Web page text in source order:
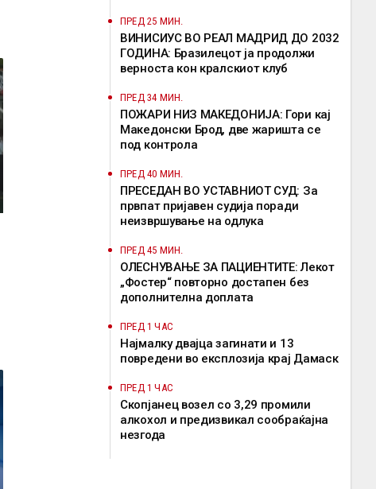
ПРЕД 25 МИН.
ВИНИСИУС ВО РЕАЛ МАДРИД ДО 2032
ГОДИНА: Бразилецот ја продолжи
верноста кон кралскиот клуб
ПРЕД 34 МИН.
ПОЖАРИ НИЗ МАКЕДОНИЈА: Гори кај
Македонски Брод, две жаришта се
под контрола
ПРЕД 40 МИН.
ПРЕСЕДАН ВО УСТАВНИОТ СУД: За
првпат пријавен судија поради
неизвршување на одлука
ПРЕД 45 МИН.
ОЛЕСНУВАЊЕ ЗА ПАЦИЕНТИТЕ: Лекот
„Фостер“ повторно достапен без
дополнителна доплата
ПРЕД 1 ЧАС
Најмалку двајца загинати и 13
повредени во експлозија крај Дамаск
ПРЕД 1 ЧАС
Скопјанец возел со 3,29 промили
алкохол и предизвикал сообраќајна
незгода